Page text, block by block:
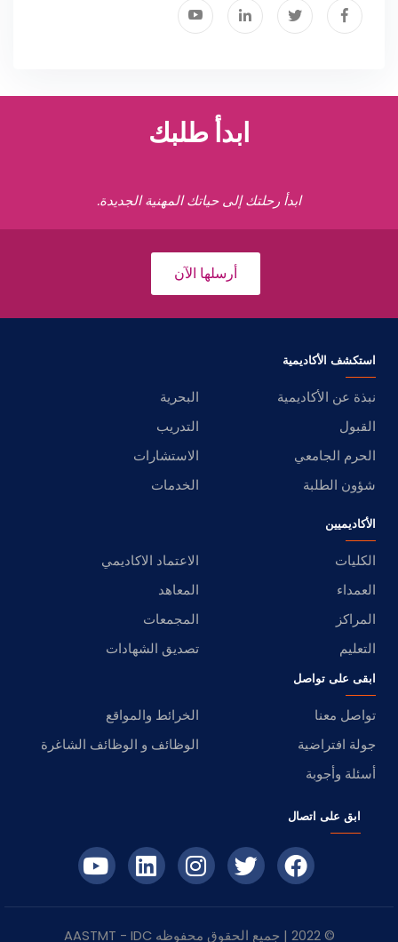
ابدأ طلبك
ابدأ رحلتك إلى حياتك المهنية الجديدة.
أرسلها الآن
استكشف الأكاديمية
نبذة عن الأكاديمية
البحرية
القبول
التدريب
الحرم الجامعي
الاستشارات
شؤون الطلبة
الخدمات
الأكاديميين
الكليات
الاعتماد الاكاديمي
العمداء
المعاهد
المراكز
المجمعات
التعليم
تصديق الشهادات
ابقى على تواصل
تواصل معنا
الخرائط والمواقع
جولة افتراضية
الوظائف و الوظائف الشاغرة
أسئلة وأجوبة
ابق على اتصال
© 2022 | جميع الحقوق محفوظه IDC
- AASTMT